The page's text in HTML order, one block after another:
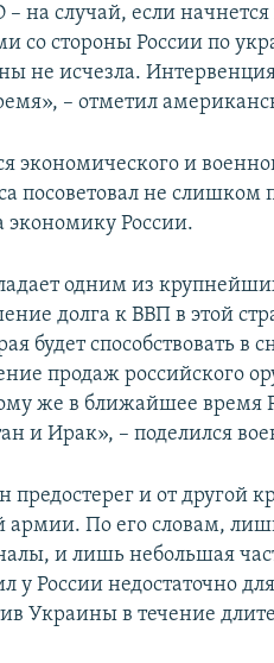
на случай, если
со стороны России по
не исчезла.
– отметил
экономического и
посоветовал не слишком
экономику России.
одним из
долга к ВВП в этой
будет способствовать в
продаж российского
же в ближайшее время
и Ирак», – поделился
предостерег и от другой
армии. По его словам,
и лишь небольшая
у России недостаточно
Украины в течение